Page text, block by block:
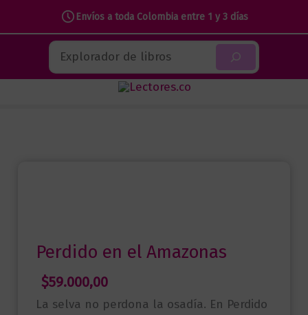
Envíos a toda Colombia entre 1 y 3 días
contenido
Buscar
Perdido en el Amazonas
$59.000,00
La selva no perdona la osadía. En Perdido
Amazonas
cantidad